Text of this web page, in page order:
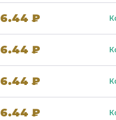
6.44 ₽
6.44 ₽
6.44 ₽
6.44 ₽